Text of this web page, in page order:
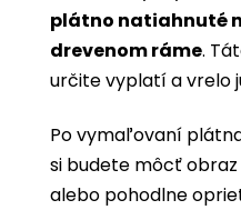
plátno natiahnuté
drevenom ráme.
určite vyplatí a vrelo
Po vymaľovaní
si budete môcť
alebo pohodlne